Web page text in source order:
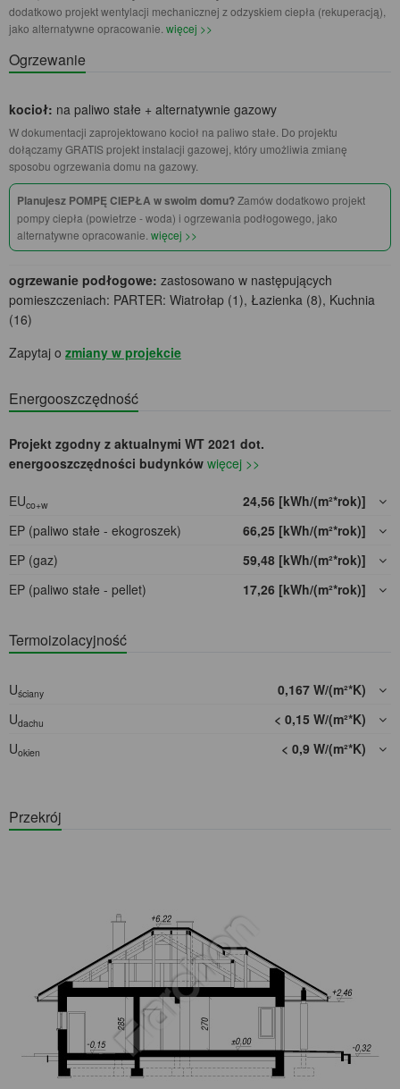
dodatkowo projekt wentylacji mechanicznej z odzyskiem ciepła (rekuperacją),
jako alternatywne opracowanie. więcej >>
Ogrzewanie
kocioł: na paliwo stałe + alternatywnie gazowy
W dokumentacji zaprojektowano kocioł na paliwo stałe. Do projektu
dołączamy GRATIS projekt instalacji gazowej, który umożliwia zmianę
sposobu ogrzewania domu na gazowy.
Planujesz POMPĘ CIEPŁA w swoim domu?Zamów dodatkowo projekt
pompy ciepła (powietrze - woda) i ogrzewania podłogowego, jako
alternatywne opracowanie. więcej >>
ogrzewanie podłogowe: zastosowano w następujących
pomieszczeniach: PARTER: Wiatrołap (1), Łazienka (8), Kuchnia
(16)
Zapytaj o zmiany w projekcie
Energooszczędność
Projekt zgodny z aktualnymi WT 2021 dot.
energooszczędności budynków więcej >>
EUco+w
24,56 [kWh/(m²*rok)]
EP (paliwo stałe - ekogroszek)
66,25 [kWh/(m²*rok)]
EP (gaz)
59,48 [kWh/(m²*rok)]
EP (paliwo stałe - pellet)
17,26 [kWh/(m²*rok)]
Termoizolacyjność
Uściany
0,167 W/(m²*K)
Udachu
< 0,15 W/(m²*K)
Uokien < 0,9 W/(m²*K)
Przekrój